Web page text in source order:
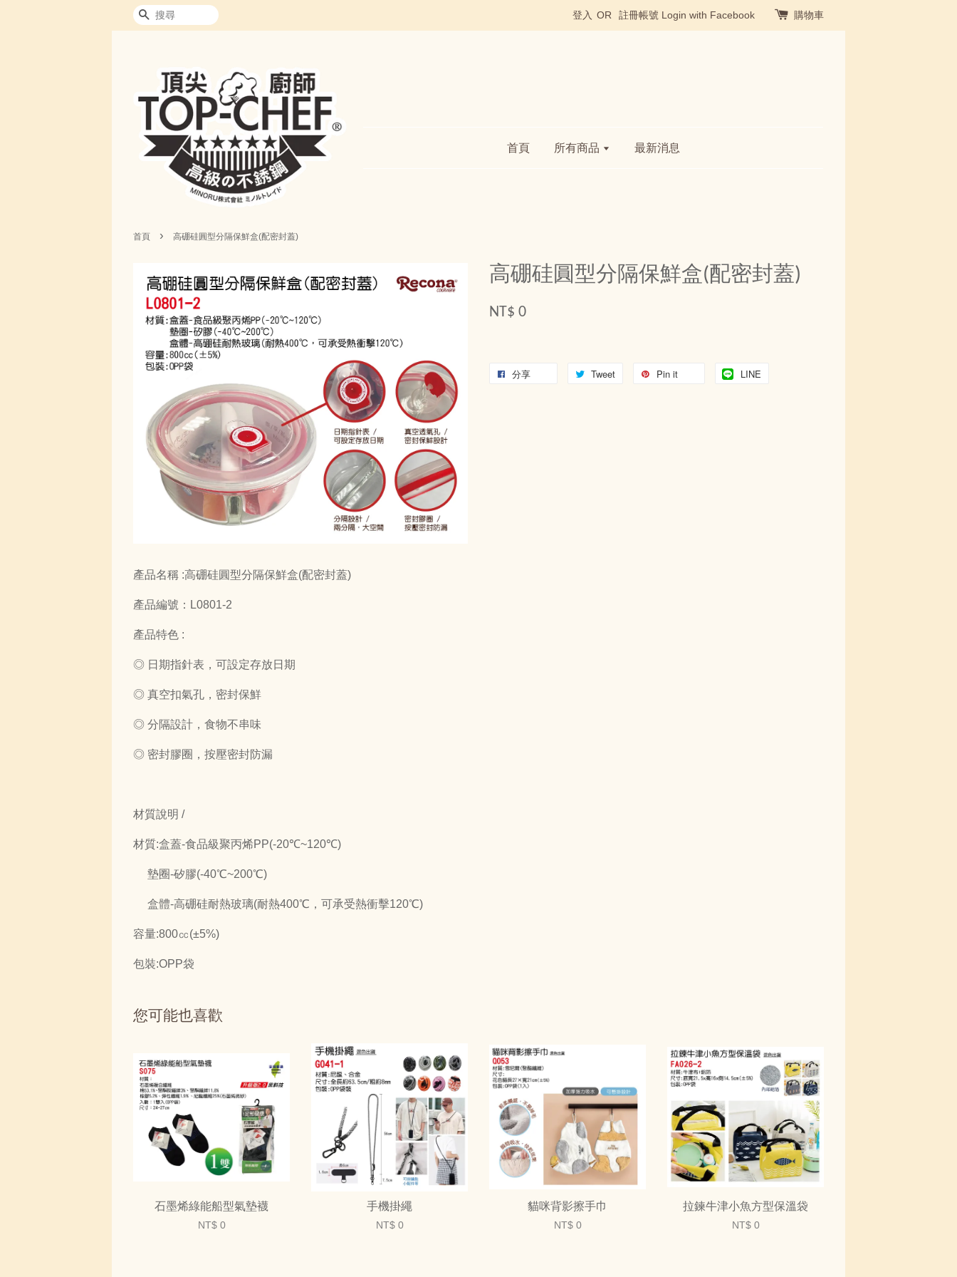
搜尋 登入 OR 註冊帳號 Login with Facebook 購物車
首頁 所有商品 最新消息
首頁 › 高硼硅圓型分隔保鮮盒(配密封蓋)
高硼硅圓型分隔保鮮盒(配密封蓋)
NT$ 0
分享 Tweet Pin it LINE
產品名稱 :高硼硅圓型分隔保鮮盒(配密封蓋)
產品編號：L0801-2
產品特色 :
◎ 日期指針表，可設定存放日期
◎ 真空扣氣孔，密封保鮮
◎ 分隔設計，食物不串味
◎ 密封膠圈，按壓密封防漏
材質說明 /
材質:盒蓋-食品級聚丙烯PP(-20℃~120℃)
墊圈-矽膠(-40℃~200℃)
盒體-高硼硅耐熱玻璃(耐熱400℃，可承受熱衝擊120℃)
容量:800㏄(±5%)
包裝:OPP袋
您可能也喜歡
石墨烯綠能船型氣墊襪
NT$ 0
手機掛繩
NT$ 0
貓咪背影擦手巾
NT$ 0
拉鍊牛津小魚方型保溫袋
NT$ 0